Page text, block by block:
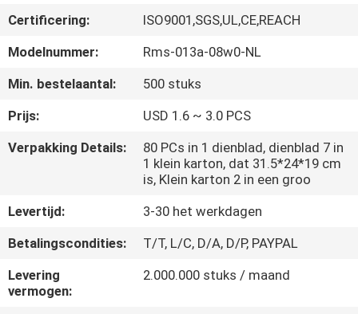
KWALITEITSCONTROLE
CONTACTEER
ONS
VR
SITEMAP
PRIVACY
POLICY
Certificering:
ISO9001,SGS,UL,CE,REACH
Modelnummer:
Rms-013a-08w0-NL
Min. bestelaantal:
500 stuks
Prijs:
USD 1.6 ~ 3.0 PCS
Verpakking Details:
80 PCs in 1 dienblad, dienblad 7 in
1 klein karton, dat 31.5*24*19 cm
is, Klein karton 2 in een groo
Levertijd:
3-30 het werkdagen
Betalingscondities:
T/T, L/C, D/A, D/P, PAYPAL
Levering
vermogen:
2.000.000 stuks / maand